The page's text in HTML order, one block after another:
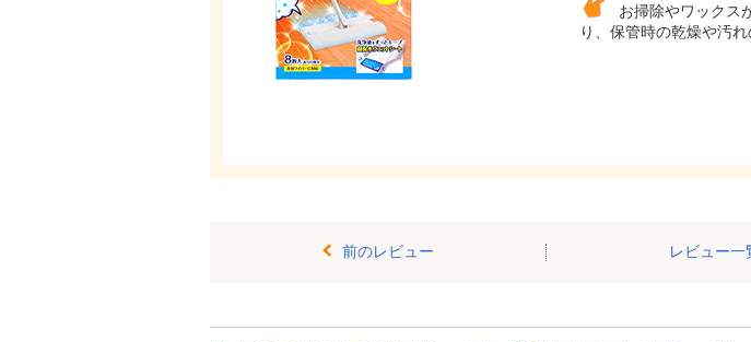
お掃除やワックス
り、保管時の乾燥や汚れ
前のレビュー レビュー一